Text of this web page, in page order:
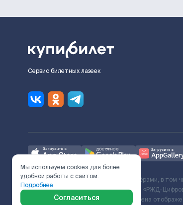
Сервис билетных лазеек
Ж/Д билеты предоставляются партнёрами, в том
с Поставщиком услуг и Договора ООО «РЖД-
включает сервисный сбор. Итоговая цена
Мы используем cookies для более
удобной работы с сайтом.
Подробнее
Согласиться